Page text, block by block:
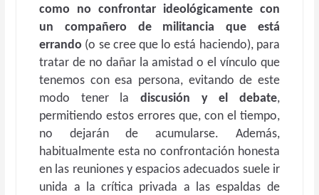
como no confrontar ideológicamente con
un compañero de militancia que está
errando (o se cree que lo está haciendo), para
tratar de no dañar la amistad o el vínculo que
tenemos con esa persona, evitando de este
modo tener la discusión y el debate,
permitiendo estos errores que, con el tiempo,
no dejarán de acumularse. Además,
habitualmente esta no confrontación honesta
en las reuniones y espacios adecuados suele ir
unida a la crítica privada a las espaldas de